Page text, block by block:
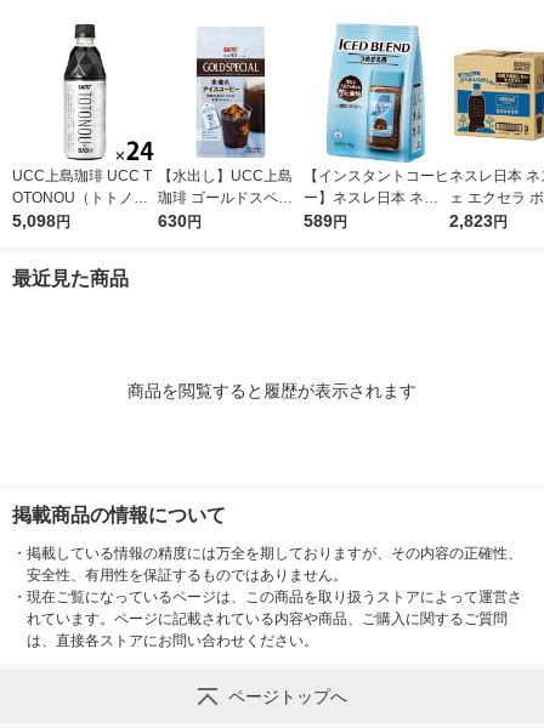
UCC上島珈琲 UCC T
OTONOU（トトノ
ウ） by BLACK無糖 5
5,098円
【水出し】UCC上島
珈琲 ゴールドスペシ
ャル 水淹れアイスコ
630円
【インスタントコーヒ
ー】ネスレ日本 ネス
カフェ アイスブレン
589円
ネスレ日本
ェ エクセラ
ーヒー 甘さひ
2,823円
最近見た商品
商品を閲覧すると履歴が表示されます
掲載商品の情報について
・ 掲載している情報の精度には万全を期しておりますが、その内容の正確性、
安全性、有用性を保証するものではありません。
・ 現在ご覧になっているページは、この商品を取り扱うストアによって運営さ
れています。ページに記載されている内容や商品、ご購入に関するご質問
は、直接各ストアにお問い合わせください。
ページトップへ